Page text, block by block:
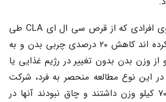
آزمایشات انجام شده بر روی افرادی که از قرص سی ال ای CLA طی
یک دوره مصرف استفاده کرده اند کاهش ۲۰ درصدی چربی بدن و به
کاهش ۳ کیلو از وزن بدن بدون تغییر در رژیم غذایی یا
این نوع مطالعه منحصر به فرد، شرکت
کنندگان به طور میانگین ۷۰ کیلو وزن داشتند و چاق نبودند آنها در